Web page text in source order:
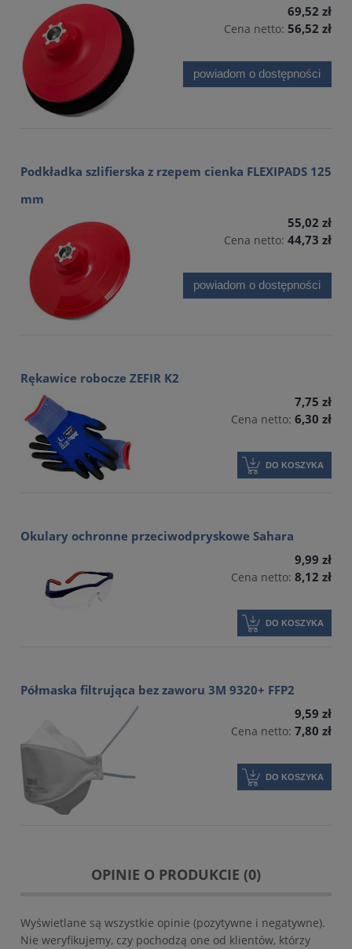
69,52 zł
Cena netto: 56,52 zł
powiadom o dostępności
Podkładka szlifierska z rzepem cienka FLEXIPADS 125
mm
55,02 zł
Cena netto: 44,73 zł
powiadom o dostępności
Rękawice robocze ZEFIR K2
7,75 zł
Cena netto: 6,30 zł
DO KOSZYKA
Okulary ochronne przeciwodpryskowe Sahara
9,99 zł
Cena netto: 8,12 zł
DO KOSZYKA
Półmaska filtrująca bez zaworu 3M 9320+ FFP2
9,59 zł
Cena netto: 7,80 zł
DO KOSZYKA
OPINIE O PRODUKCIE (0)
Wyświetlane są wszystkie opinie (pozytywne i negatywne).
Nie weryfikujemy, czy pochodzą one od klientów, którzy